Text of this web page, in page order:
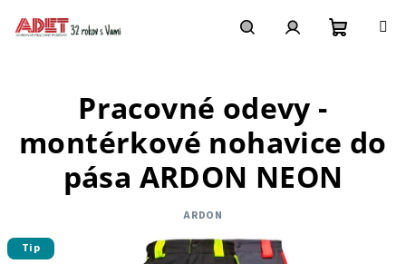
Pracovné odevy -
montérkové nohavice do
pása ARDON NEON
ARDON
Tip